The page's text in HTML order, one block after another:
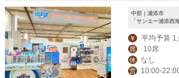
中部｜浦添市
「サンエー浦添西
￥ 平均予算
席 10席
休 なし
営 10:00-